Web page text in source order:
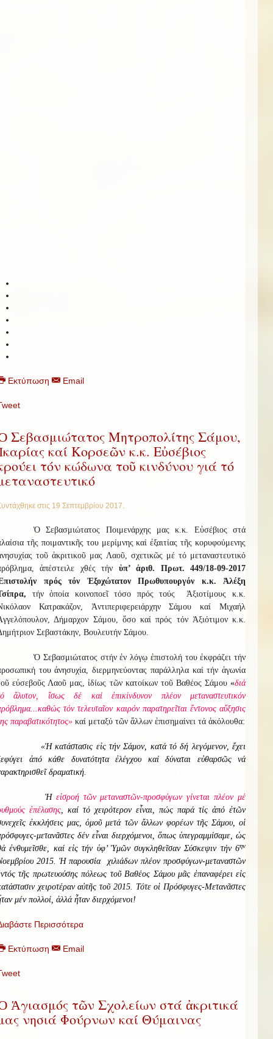
Εκτύπωση Email
Σεβασμιώτατος Μητροπολίτης Σάμου,
καί Κορσεῶν κ.κ. Εὐσέβιος
τόν κώδωνα τοῦ κινδύνου γιά τό
στις 19 Σεπτεμβρίου 2017.
Ὁ Σεβασμιώτατος Ποιμενάρχης μας κ.κ. Εὐσέβιος στά
τῆς ποιμαντικῆς του μερίμνης καί ἐξαιτίας τῆς κορυφούμενης
τοῦ ἀκριτικοῦ μας Λαοῦ, σχετικῶς μέ τό μεταναστευτικό
ἀπέστειλε χθές τήν ὑπ’ ἀριθ. Πρωτ. 449/18-09-2017
πρός τόν Ἐξοχώτατον Πρωθυπουργόν κ.κ. Ἀλέξη
τήν ὁποία κοινοποεῖ τόσο πρός τούς Ἀξιοτίμους κ.κ.
Κατρακάζον, Ἀντιπεριφερειάρχην Σάμου καί Μιχαήλ
Δήμαρχον Σάμου, ὅσο καί πρός τόν Ἀξιότιμον κ.κ.
Σεβαστάκην, Βουλευτήν Σάμου.
Ὁ Σεβασμιώτατος στήν ἐν λόγῳ ἐπιστολή του ἐκφράζει τήν
του ἀνησυχία, διερμηνεύοντας παράλληλα καί τήν ἀγωνία
εὐσεβοῦς Λαοῦ μας, ἰδίως τῶν κατοίκων τοῦ Βαθέος Σάμου«διά
ἄλυτον, ἴσως δέ καί ἐπικίνδυνον πλέον μεταναστευτικόν
τόν τελευταῖον καιρόν παρατηρεῖται ἔντονος αὔξησις
παραβατικότητος» καί μεταξύ τῶν ἄλλων ἐπισημαίνει τά ἀκόλουθα:
«Ἡ κατάστασις εἰς τήν Σάμον, κατά τό δή λεγόμενον, ἔχει
ἀπό κάθε δυνατότητα ἐλέγχου καί δύναται εὐθαρσῶς νά
δραματική.
Ἡεἰσροή τῶν μεταναστῶν-προσφύγων γίνεται πλέον μέ
ἐπέλασης, καί τό χειρότερον εἶναι, πώς παρά τίς ἀπό ἐτῶν
ἐκκλήσεις μας, ὁμοῦ μετά τῶν ἄλλων φορέων τῆς Σάμου, οἱ
μετανᾶστες δέν εἶναι διερχόμενοι, ὅπως ὑπεγραμμίσαμε, ὡς
ἐνθυμεῖσθε, καί εἰς τήν ὑφ’ Ὑμῶν συγκληθεῖσαν Σύσκεψιν τήν 6ην
2015. Ἡ παρουσία χιλιάδων πλέον προσφύγων-μεταναστῶν
τῆς πρωτευούσης πόλεως τοῦ Βαθέος Σάμου μᾶς ἐπαναφέρει εἰς
χειροτέραν αὐτῆς τοῦ 2015. Τότε οἱ Πρόσφυγες-Μετανᾶστες
μέν πολλοί, ἀλλά ἦταν διερχόμενοι!
Περισσότερα
Εκτύπωση Email
Ἁγιασμός τῶν Σχολείων στά ἀκριτικά
νησιά Φούρνων καί Θύμαινας